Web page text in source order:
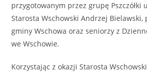
przygotowanym przez grupę Pszczółki
Starosta Wschowski Andrzej Bielawski,
gminy Wschowa oraz seniorzy z
we Wschowie.
Korzystając z okazji Starosta